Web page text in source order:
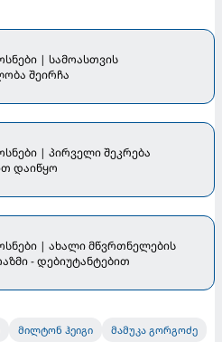
| სამოასთვის
შეირჩა
| პირველი შეკრება
დაიწყო
| ახალი მწვრთნელების
- დებიუტანტებით
მილტონ ჰეიგი
მამუკა გორგოძე